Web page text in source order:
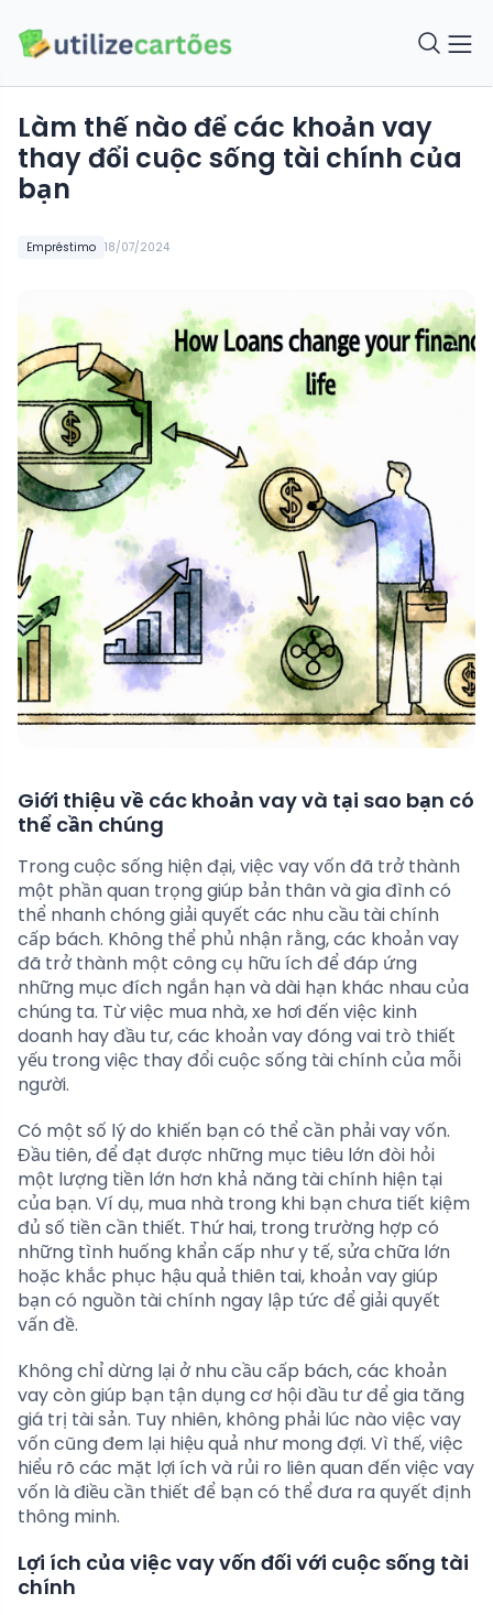
Empréstimo 18/07/2024
Làm thế nào để các khoản vay
thay đổi cuộc sống tài chính của
bạn
Giới thiệu về các khoản vay và tại sao bạn có
thể cần chúng
Trong cuộc sống hiện đại, việc vay vốn đã trở thành
một phần quan trọng giúp bản thân và gia đình có
thể nhanh chóng giải quyết các nhu cầu tài chính
cấp bách. Không thể phủ nhận rằng, các khoản vay
đã trở thành một công cụ hữu ích để đáp ứng
những mục đích ngắn hạn và dài hạn khác nhau của
chúng ta. Từ việc mua nhà, xe hơi đến việc kinh
doanh hay đầu tư, các khoản vay đóng vai trò thiết
yếu trong việc thay đổi cuộc sống tài chính của mỗi
người.
Có một số lý do khiến bạn có thể cần phải vay vốn.
Đầu tiên, để đạt được những mục tiêu lớn đòi hỏi
một lượng tiền lớn hơn khả năng tài chính hiện tại
của bạn. Ví dụ, mua nhà trong khi bạn chưa tiết kiệm
đủ số tiền cần thiết. Thứ hai, trong trường hợp có
những tình huống khẩn cấp như y tế, sửa chữa lớn
hoặc khắc phục hậu quả thiên tai, khoản vay giúp
bạn có nguồn tài chính ngay lập tức để giải quyết
vấn đề.
Không chỉ dừng lại ở nhu cầu cấp bách, các khoản
vay còn giúp bạn tận dụng cơ hội đầu tư để gia tăng
giá trị tài sản. Tuy nhiên, không phải lúc nào việc vay
vốn cũng đem lại hiệu quả như mong đợi. Vì thế, việc
hiểu rõ các mặt lợi ích và rủi ro liên quan đến việc vay
vốn là điều cần thiết để bạn có thể đưa ra quyết định
thông minh.
Lợi ích của việc vay vốn đối với cuộc sống tài
chính